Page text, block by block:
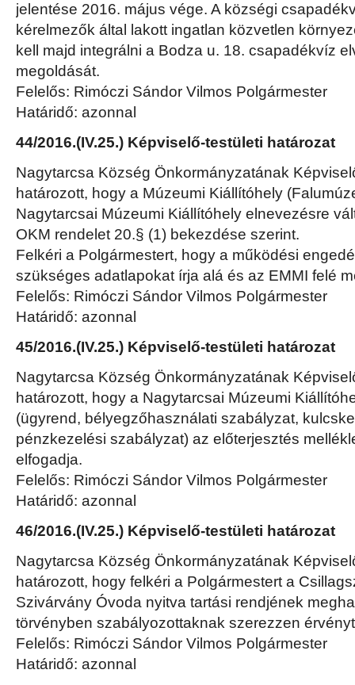
jelentése 2016. május vége. A községi
kérelmezők által lakott ingatlan közvetlen
kell majd integrálni a Bodza u. 18. csapadékvíz
megoldását.
Felelős: Rimóczi Sándor Vilmos Polgármester
Határidő: azonnal
44/2016.(IV.25.) Képviselő-testületi határozat
Nagytarcsa Község Önkormányzatának
határozott, hogy a Múzeumi Kiállítóhely
Nagytarcsai Múzeumi Kiállítóhely elnevezésre
OKM rendelet 20.§ (1) bekezdése szerint.
Felkéri a Polgármestert, hogy a működési
szükséges adatlapokat írja alá és az EMMI felé
Felelős: Rimóczi Sándor Vilmos Polgármester
Határidő: azonnal
45/2016.(IV.25.) Képviselő-testületi határozat
Nagytarcsa Község Önkormányzatának
határozott, hogy a Nagytarcsai Múzeumi
(ügyrend, bélyegzőhasználati szabályzat,
pénzkezelési szabályzat) az előterjesztés
elfogadja.
Felelős: Rimóczi Sándor Vilmos Polgármester
Határidő: azonnal
46/2016.(IV.25.) Képviselő-testületi határozat
Nagytarcsa Község Önkormányzatának
határozott, hogy felkéri a Polgármestert a
Szivárvány Óvoda nyitva tartási rendjének
törvényben szabályozottaknak szerezzen
Felelős: Rimóczi Sándor Vilmos Polgármester
Határidő: azonnal